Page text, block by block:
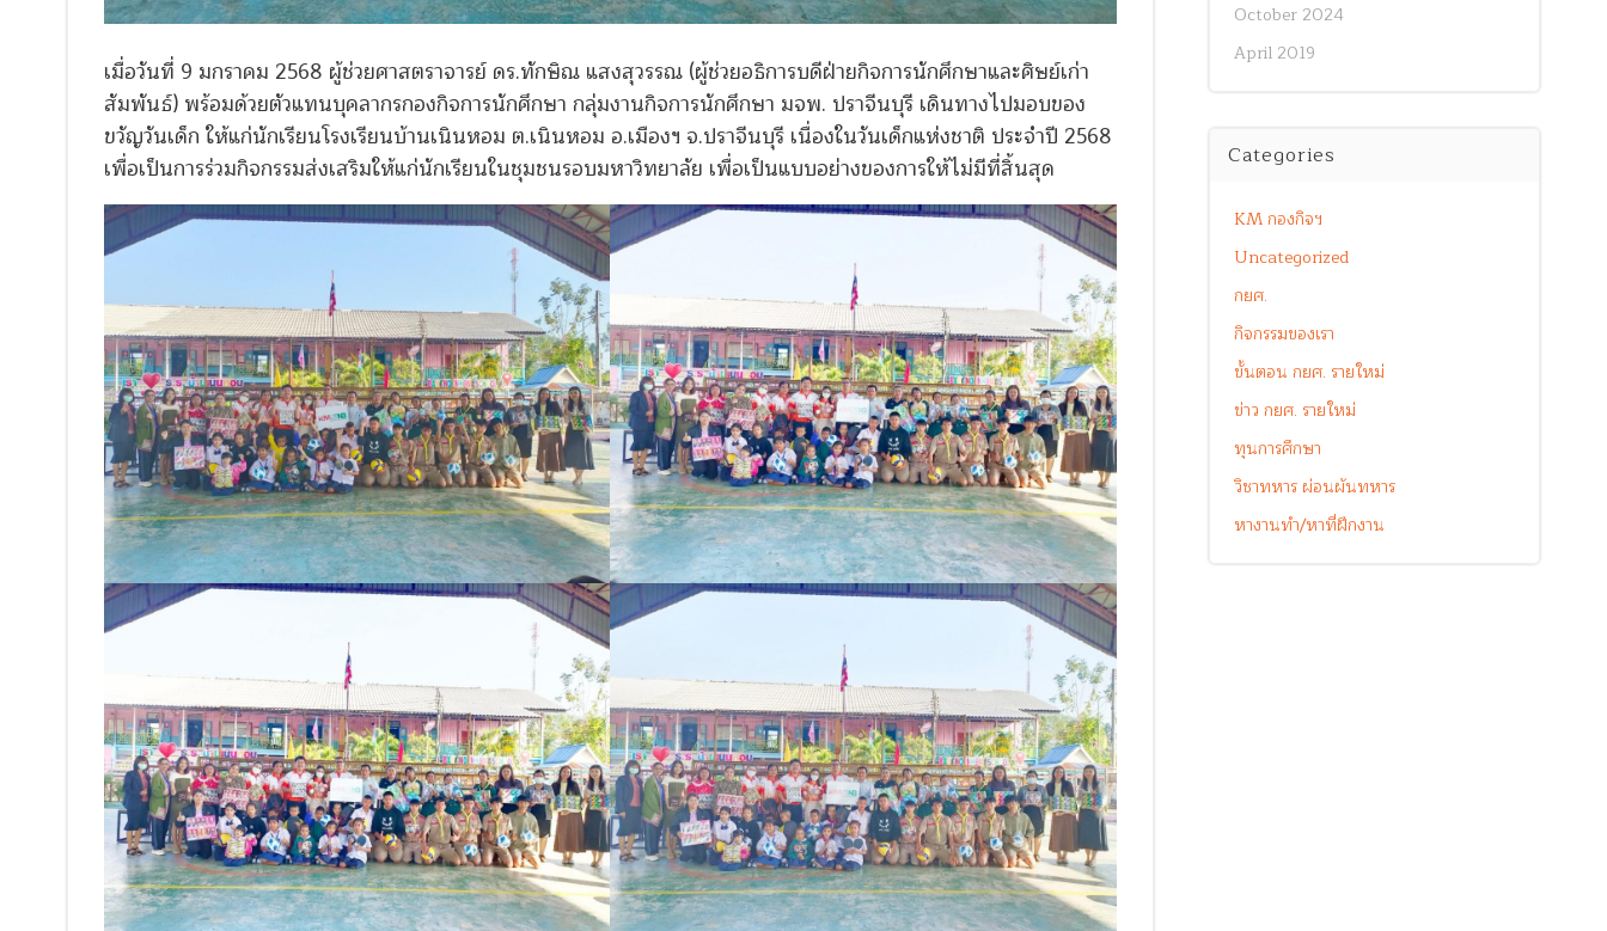
เมื่อวันที่ 9 มกราคม 2568 ผู้ช่วยศาสตราจารย์ ดร.ทักษิณ แสงสุวรรณ (ผู้ช่วยอธิการบดีฝ่ายกิจการนักศึกษาและศิษย์เก่า
สัมพันธ์) พร้อมด้วยตัวแทนบุคลากรกองกิจการนักศึกษา กลุ่มงานกิจการนักศึกษา มจพ. ปราจีนบุรี เดินทางไปมอบของ
ขวัญวันเด็ก ให้แก่นักเรียนโรงเรียนบ้านเนินหอม ต.เนินหอม อ.เมืองฯ จ.ปราจีนบุรี เนื่องในวันเด็กแห่งชาติ ประจำปี 2568
เพื่อเป็นการร่วมกิจกรรมส่งเสริมให้แก่นักเรียนในชุมชนรอบมหาวิทยาลัย เพื่อเป็นแบบอย่างของการให้ไม่มีที่สิ้นสุด
October 2024
April 2019
Categories
KM กองกิจฯ
Uncategorized
กยศ.
กิจกรรมของเรา
ขั้นตอน กยศ. รายใหม่
ข่าว กยศ. รายใหม่
ทุนการศึกษา
วิชาทหาร ผ่อนผันทหาร
หางานทำ/หาที่ฝึกงาน